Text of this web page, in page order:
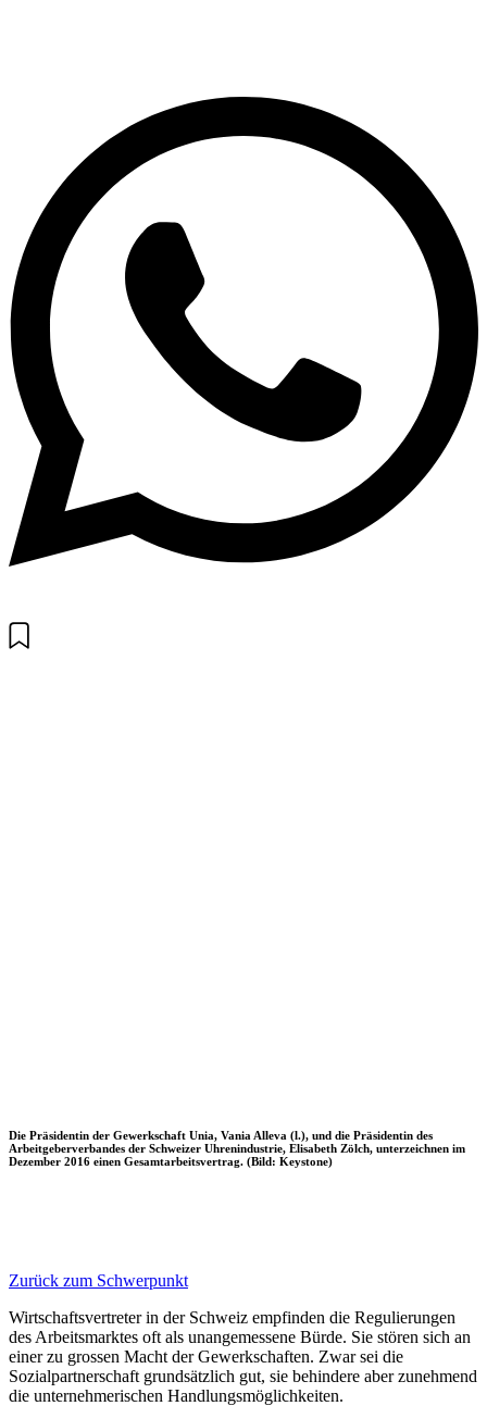
Die Präsidentin der Gewerkschaft Unia, Vania Alleva (l.), und die Präsidentin des
Arbeitgeberverbandes der Schweizer Uhrenindustrie, Elisabeth Zölch, unterzeichnen im
Dezember 2016 einen Gesamtarbeitsvertrag. (Bild: Keystone)
Zurück zum Schwerpunkt
Wirtschaftsvertreter in der Schweiz empfinden die Regulierungen
des Arbeitsmarktes oft als unangemessene Bürde. Sie stören sich an
einer zu grossen Macht der Gewerkschaften. Zwar sei die
Sozialpartnerschaft grundsätzlich gut, sie behindere aber zunehmend
die unternehmerischen Handlungsmöglichkeiten.